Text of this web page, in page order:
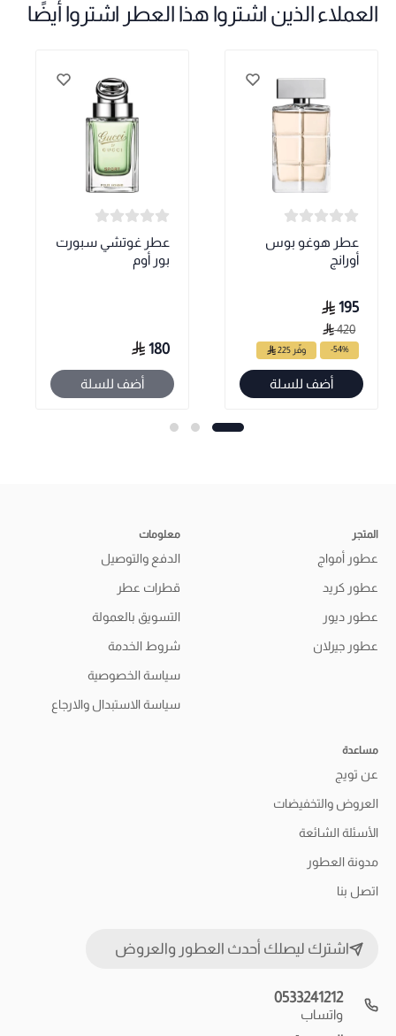
العملاء الذين اشتروا هذا العطر اشتروا أيضًا
عطر هوغو بوس
أورانج
195
420
-54% وفّر 225
أضف للسلة
عطر غوتشي سبورت
بور أوم
180
أضف للسلة
المتجر
عطور أمواج
عطور كريد
عطور ديور
عطور جيرلان
معلومات
الدفع والتوصيل
قطرات عطر
التسويق بالعمولة
شروط الخدمة
سياسة الخصوصية
سياسة الاستبدال والارجاع
مساعدة
عن تويج
العروض والتخفيضات
الأسئلة الشائعة
مدونة العطور
اتصل بنا
اشترك ليصلك أحدث العطور والعروض
0533241212
واتساب